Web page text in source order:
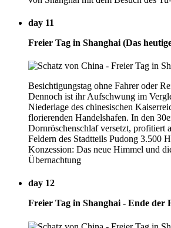
day 11
Freier Tag in Shanghai (Das
Besichtigungstag ohne Fahrer oder
Dennoch ist ihr Aufschwung im
Niederlage des chinesischen
florierenden Handelshafen. In den
Dornröschenschlaf versetzt, profitiert
Feldern des Stadtteils Pudong 3.500
Konzession: Das neue Himmel und
Übernachtung
day 12
Freier Tag in Shanghai - Ende der